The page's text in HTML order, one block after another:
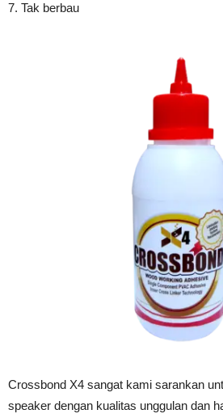
7. Tak berbau
Crossbond X4 sangat kami sarankan
speaker dengan kualitas unggulan dan